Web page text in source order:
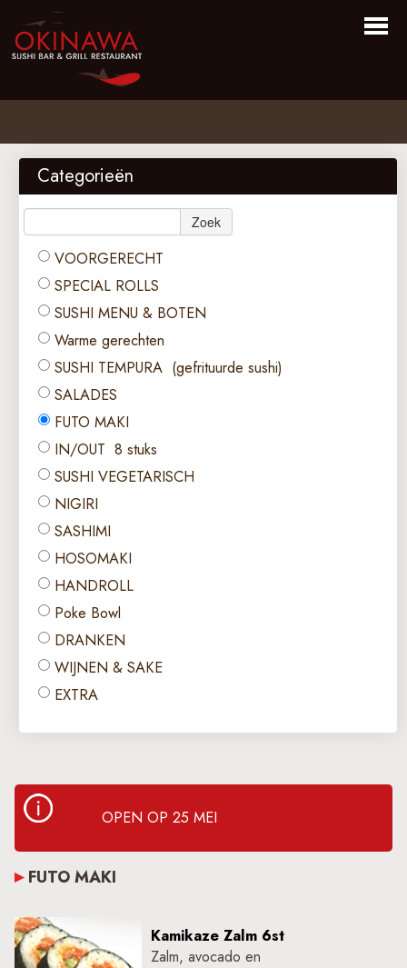
Bestellen
Menu
Over Ons
Login
Contact
Categorieën
Zoek
VOORGERECHT
SPECIAL ROLLS
SUSHI MENU & BOTEN
Warme gerechten
SUSHI TEMPURA (gefrituurde sushi)
SALADES
FUTO MAKI
IN/OUT 8 stuks
SUSHI VEGETARISCH
NIGIRI
SASHIMI
HOSOMAKI
HANDROLL
Poke Bowl
DRANKEN
WIJNEN & SAKE
EXTRA
OPEN OP 25 MEI
FUTO MAKI
Kamikaze Zalm 6st
​Zalm, avocado en